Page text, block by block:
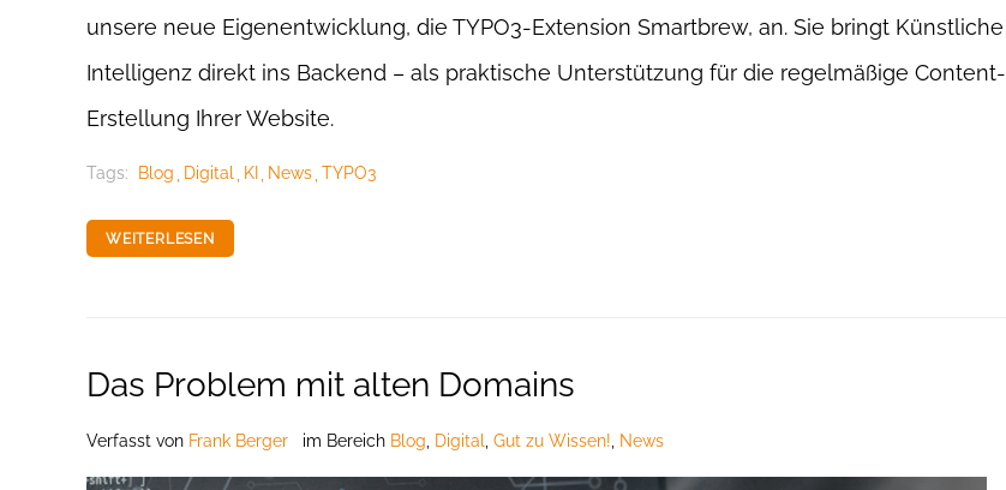
unsere neue Eigenentwicklung, die TYPO3-Extension Smartbrew, an. Sie bringt Künstliche
Intelligenz direkt ins Backend – als praktische Unterstützung für die regelmäßige Content-
Erstellung Ihrer Website.
Tags: Blog Digital KI News TYPO3
WEITERLESEN
Das Problem mit alten Domains
Verfasst von Frank Berger im Bereich Blog, Digital, Gut zu Wissen!, News